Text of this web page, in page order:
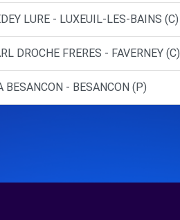
LURE - LUXEUIL-LES-BAINS (C)
DROCHE FRERES - FAVERNEY (C)
- BESANCON (P)